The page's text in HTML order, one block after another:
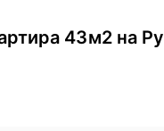
43м2 на